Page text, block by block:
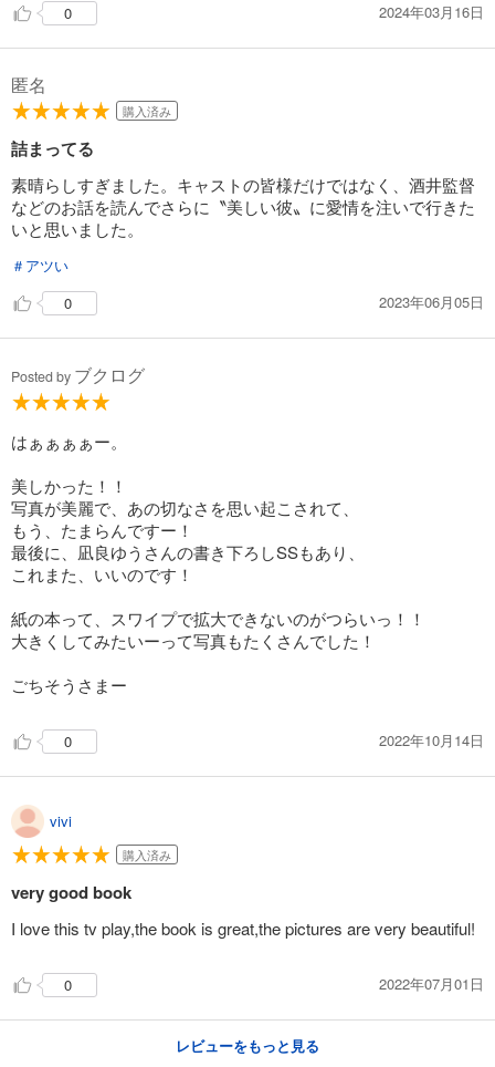
0
2024年03月16日
匿名
購入済み
詰まってる
素晴らしすぎました。キャストの皆様だけではなく、酒井監督
などのお話を読んでさらに〝美しい彼〟に愛情を注いで行きた
いと思いました。
＃アツい
0
2023年06月05日
Posted by ブクログ
はぁぁぁぁー。
美しかった！！
写真が美麗で、あの切なさを思い起こされて、
もう、たまらんですー！
最後に、凪良ゆうさんの書き下ろしSSもあり、
これまた、いいのです！
紙の本って、スワイプで拡大できないのがつらいっ！！
大きくしてみたいーって写真もたくさんでした！
ごちそうさまー
0 2022年10月14日
vivi
購入済み
very good book
I love this tv play,the book is great,the pictures are very beautiful!
0 2022年07月01日
レビューをもっと見る